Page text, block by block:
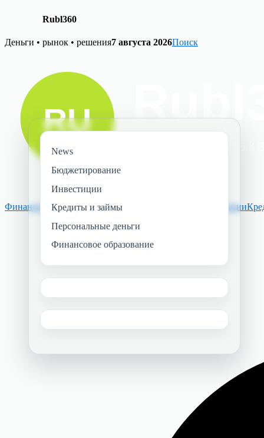
Rubl360
Skip
Деньги • рынок • решения7 августа 2026Поиск
Финансовое образованиеПерсональные деньги Инвестиции
News
Бюджетирование
Инвестиции
Кредиты и займы
Персональные деньги
Финансовое образование